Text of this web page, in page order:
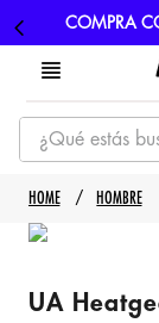
COMPRA
¿Qué estás
TÉRMINOS MÁS
1
3. nike
HOMBRE
UA